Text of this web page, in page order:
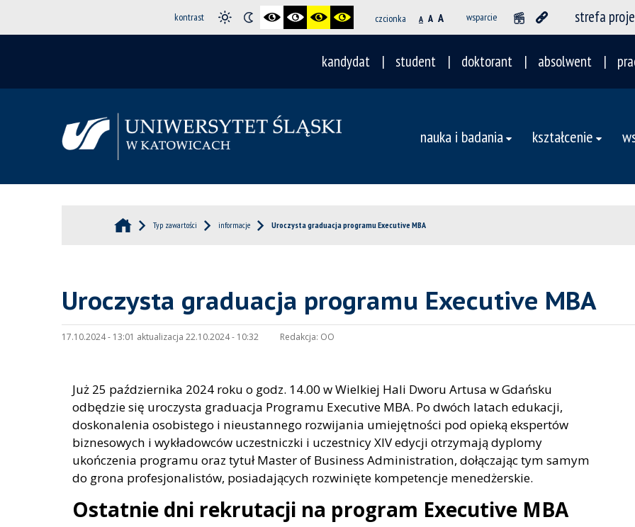
kontrast czcionka A A A wsparcie strefa
kandydat student doktorant absolwent
nauka i badania kształcenie
Typ zawartości informacje Uroczysta graduacja programu Executive MBA
Uroczysta graduacja programu Executive MBA
17.10.2024 - 13:01 aktualizacja 22.10.2024 - 10:32 Redakcja: OO
Już 25 października 2024 roku o godz. 14.00 w Wielkiej Hali Dworu Artusa w Gdańsku
odbędzie się uroczysta graduacja Programu Executive MBA. Po dwóch latach edukacji,
doskonalenia osobistego i nieustannego rozwijania umiejętności pod opieką ekspertów
biznesowych i wykładowców uczestniczki i uczestnicy XIV edycji otrzymają dyplomy
ukończenia programu oraz tytuł Master of Business Administration, dołączając tym samym
do grona profesjonalistów, posiadających rozwinięte kompetencje menedżerskie.
Ostatnie dni rekrutacji na program Executive MBA